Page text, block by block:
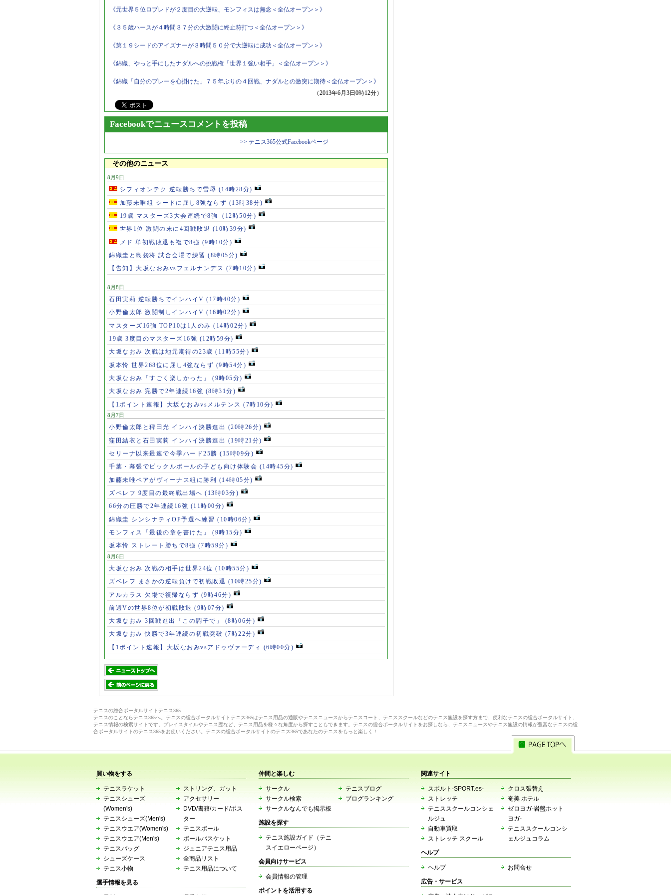
《元世界５位ロブレドが２度目の大逆転、モンフィスは無念＜全仏オープン＞》
《３５歳ハースが４時間３７分の大激闘に終止符打つ＜全仏オープン＞》
《第１９シードのアイズナーが３時間５０分で大逆転に成功＜全仏オープン＞》
《錦織、やっと手にしたナダルへの挑戦権「世界１強い相手」＜全仏オープン＞》
《錦織「自分のプレーを心掛けた」７５年ぶりの４回戦、ナダルとの激突に期待＜全仏オープン＞》
（2013年6月3日0時12分）
Facebookでニュースコメントを投稿
>> テニス365公式Facebookページ
その他のニュース
8月9日
シフィオンテク 逆転勝ちで雪辱 (14時28分)
加藤未唯組 シードに屈し8強ならず (13時38分)
19歳 マスターズ3大会連続で8強 (12時50分)
世界1位 激闘の末に4回戦敗退 (10時39分)
メド 単初戦敗退も複で8強 (9時10分)
錦織圭と島袋将 試合会場で練習 (8時05分)
【告知】大坂なおみvsフェルナンデス (7時10分)
8月8日
石田実莉 逆転勝ちでインハイV (17時40分)
小野倫太郎 激闘制しインハイV (16時02分)
マスターズ16強 TOP10は1人のみ (14時02分)
19歳 3度目のマスターズ16強 (12時59分)
大坂なおみ 次戦は地元期待の23歳 (11時55分)
坂本怜 世界268位に屈し4強ならず (9時54分)
大坂なおみ「すごく楽しかった」 (9時05分)
大坂なおみ 完勝で2年連続16強 (8時31分)
【1ポイント速報】大坂なおみvsメルテンス (7時10分)
8月7日
小野倫太郎と稗田光 インハイ決勝進出 (20時26分)
窪田結衣と石田実莉 インハイ決勝進出 (19時21分)
セリーナ以来最速で今季ハード25勝 (15時09分)
千葉・幕張でピックルボールの子ども向け体験会 (14時45分)
加藤未唯ペアがヴィーナス組に勝利 (14時05分)
ズベレフ 9度目の最終戦出場へ (13時03分)
66分の圧勝で2年連続16強 (11時00分)
錦織圭 シンシナティOP予選へ練習 (10時06分)
モンフィス「最後の章を書けた」 (9時15分)
坂本怜 ストレート勝ちで8強 (7時59分)
8月6日
大坂なおみ 次戦の相手は世界24位 (10時55分)
ズベレフ まさかの逆転負けで初戦敗退 (10時25分)
アルカラス 欠場で復帰ならず (9時46分)
前週Vの世界8位が初戦敗退 (9時07分)
大坂なおみ 3回戦進出「この調子で」 (8時06分)
大坂なおみ 快勝で3年連続の初戦突破 (7時22分)
【1ポイント速報】大坂なおみvsアドゥヴァーディ (6時00分)
テニスの総合ポータルサイトテニス365
テニスのことならテニス365へ。テニスの総合ポータルサイトテニス365はテニス用品の通販やテニスニュースからテニスコート、テニススクールなどのテニス施設を探す方まで、便利なテニスの総合ポータルサイト、
テニス情報の検索サイトです。プレイスタイルやテニス歴など、テニス用品を様々な角度から探すこともできます。テニスの総合ポータルサイトをお探しなら、テニスニュースやテニス施設の情報が豊富なテニスの総
合ポータルサイトのテニス365をお使いください。テニスの総合ポータルサイトのテニス365であなたのテニスをもっと楽しく！
買い物をする
テニスラケット
テニスシューズ
(Women's)
テニスシューズ(Men's)
テニスウエア(Women's)
テニスウエア(Men's)
テニスバッグ
シューズケース
テニス小物
ストリング、ガット
アクセサリー
DVD/書籍/カード/ポス
ター
テニスボール
ボールバスケット
ジュニアテニス用品
全商品リスト
テニス用品について
選手情報を見る
仲間と楽しむ
サークル
サークル検索
サークルなんでも掲示板
テニスブログ
ブログランキング
施設を探す
テニス施設ガイド（テニ
スイエローページ）
会員向けサービス
会員情報の管理
ポイントを活用する
関連サイト
スポルト-SPORT.es-
ストレッチ
テニススクールコンシェ
ルジュ
自動車買取
ストレッチ スクール
クロス張替え
奄美 ホテル
ゼロヨガ-岩盤ホット
ヨガ-
テニススクールコンシ
ェルジュコラム
ヘルプ
ヘルプ
お問合せ
広告・サービス